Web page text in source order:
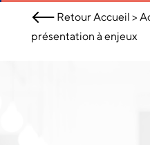
RetourAccueil >
présentation à enjeux